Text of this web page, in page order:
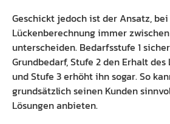
Geschickt jedoch ist der Ansatz,
Lückenberechnung immer
unterscheiden. Bedarfsstufe 1
Grundbedarf, Stufe 2 den Erhalt
und Stufe 3 erhöht ihn sogar. So
grundsätzlich seinen Kunden
Lösungen anbieten.